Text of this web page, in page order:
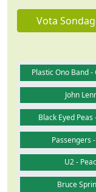
Vota
Plastic Ono Band
John
Black Eyed
Passengers
U2 -
Bruce